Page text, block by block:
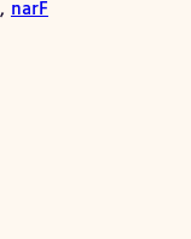
, narF